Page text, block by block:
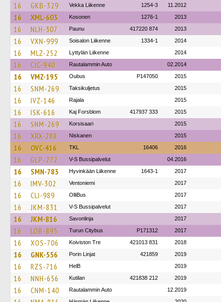
16 GKB-329 Vekka Liikenne 1254-3 11.2012
16 XML-603 Kosonen 1276-1 2013
16 NLH-307 Paunu 417220 874 2013
16 VXN-999 Soisalon Liikenne 1334-1 2014
16 MLZ-252 Lyttylän Liikenne 2014
16 CJC-940 Rautalammin Auto 02.2014
16 VMZ-195 Oubus P147050 2015
16 SNM-269 Taksikuljetus 2015
16 IVZ-146 Rajala 2015
16 ISK-616 Kaj Forsblom 417937 333 2015
16 SNM-269 Korsisaari 2015
16 XRX-288 Niskanen 2015
16 OVC-416 TKL 16406 2016
16 GLP-272 V-S Bussipalvelut 04.2016
16 SMN-783 Hyvinkään Liikenne 1643-1 2017
16 IMV-302 Ventoniemi 2017
16 CLI-989 OlliBus 2017
16 JKM-831 V-S Bussipalvelut 2017
16 JKM-816 Savonlinja 2017
16 LOB-895 Turun Citybus P171312 2017
16 XOS-706 Koiviston Tre 421013 831 2018
16 GNK-556 Porin Linjat 421859 2019
16 RZS-716 HelB 2019
16 NNH-656 Kutilan 421838 212 2019
16 CNM-140 Rautalammin Auto 12.2019